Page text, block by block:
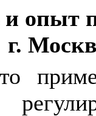
и опыт
г.